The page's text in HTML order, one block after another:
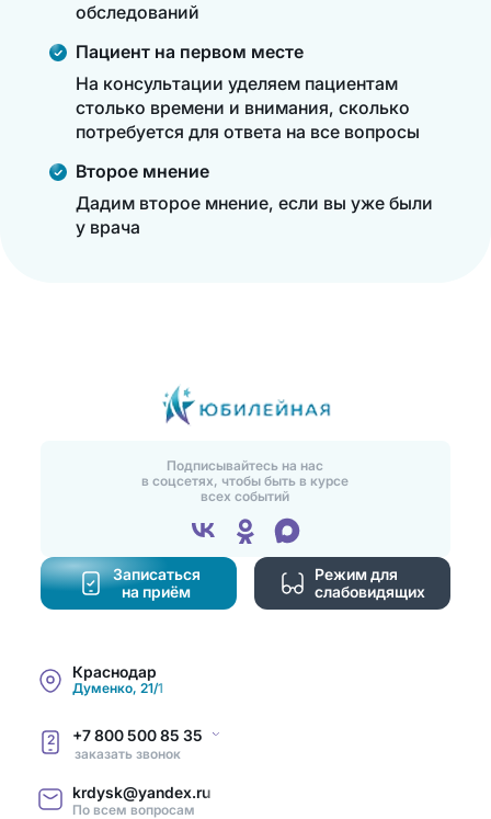
обследований
Пациент на первом месте
На консультации уделяем пациентам
столько времени и внимания, сколько
потребуется для ответа на все вопросы
Второе мнение
Дадим второе мнение, если вы уже были
у врача
Подписывайтесь на нас
в соцсетях, чтобы быть в курсе
всех событий
Режим для
слабовидящих
Записаться
на приём
Краснодар
Думенко, 21/1
2 +7 800 500 85 35
заказать звонок
krdysk@yandex.ru
По всем вопросам